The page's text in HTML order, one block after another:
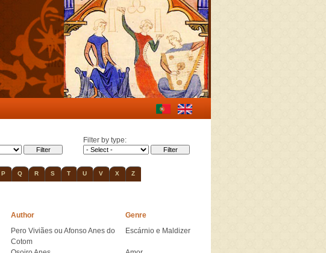
Filter by type:
P Q R S T U V X Z
Author
Genre
Pero Viviães ou Afonso Anes do
Cotom
Escárnio e Maldizer